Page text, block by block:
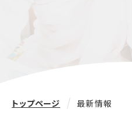
トップページ 最新情報